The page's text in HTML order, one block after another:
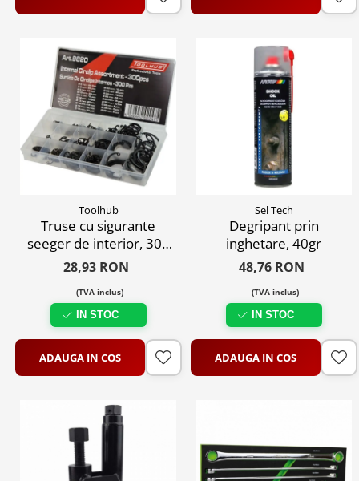
Toolhub
Truse cu sigurante
seeger de interior, 300
buc.
28,93 RON
(TVA inclus)
IN STOC
ADAUGA IN COS
Sel Tech
Degripant prin
inghetare, 40gr
48,76 RON
(TVA inclus)
IN STOC
ADAUGA IN COS